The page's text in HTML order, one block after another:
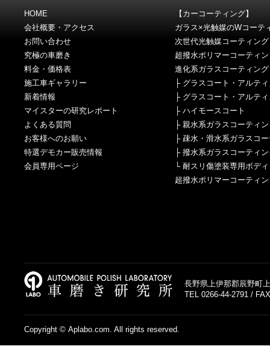
HOME
会社概要・アクセス
お問い合わせ
究極の車磨き
料金・価格表
施工車ギャラリー
新着情報
マイスターの研究レポート
よくある質問
お客様へのお願い
特選デモカー販売情報
会員専用ページ
【カーコーティング】
ガラス×光触媒のWコーテ
次世代光触媒コーティング
超撥水ポリマーコーティ
進化系ガラスコーティング
├ グラスコート・アルテ
├ グラスコート・アルテ
├ ハイモースコート
├ 親水系ガラスコーティ
├ 疎水・滑水系ガラスコ
├ 撥水系ガラスコーティ
└ 耐スリ傷塗装専用ボデ
超撥水ポリマーコーティ
長野県上伊那郡辰野町
TEL 0266-44-2791 /
Copyright © Aplabo.com. All rights reserved.